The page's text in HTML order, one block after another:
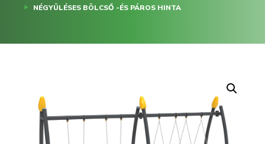
NÉGYÜLÉSES BÖLCSŐ -ÉS PÁROS HINTA